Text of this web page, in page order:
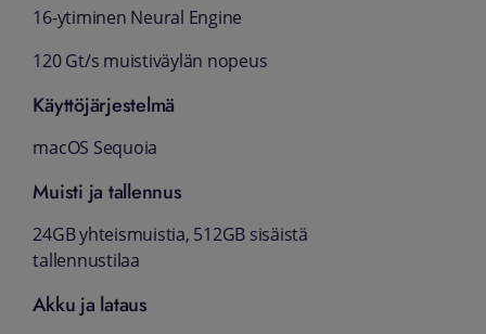
16-ytiminen Neural Engine
120 Gt/s muistiväylän nopeus
Käyttöjärjestelmä
macOS Sequoia
Muisti ja tallennus
24GB yhteis­muistia, 512GB sisäistä
tallennustilaa
Akku ja lataus